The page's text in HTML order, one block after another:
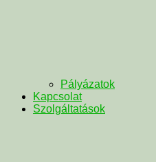
Pályázatok
Kapcsolat
Szolgáltatások